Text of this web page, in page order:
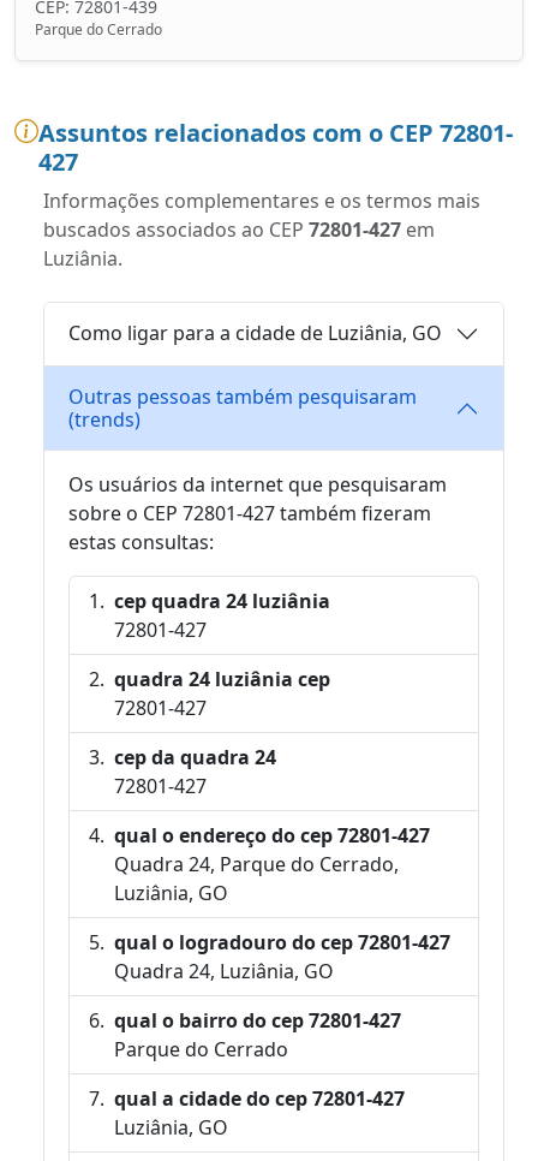
CEP: 72801-439
Parque do Cerrado
Assuntos relacionados com o CEP 72801-
427
Informações complementares e os termos mais
buscados associados ao CEP 72801-427 em
Luziânia.
Como ligar para a cidade de Luziânia, GO
Outras pessoas também pesquisaram
(trends)
Os usuários da internet que pesquisaram
sobre o CEP 72801-427 também fizeram
estas consultas:
cep quadra 24 luziânia
72801-427
quadra 24 luziânia cep
72801-427
cep da quadra 24
72801-427
qual o endereço do cep 72801-427
Quadra 24, Parque do Cerrado,
Luziânia, GO
qual o logradouro do cep 72801-427
Quadra 24, Luziânia, GO
qual o bairro do cep 72801-427
Parque do Cerrado
qual a cidade do cep 72801-427
Luziânia, GO